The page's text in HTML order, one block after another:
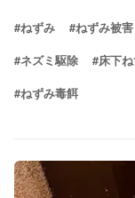
#ねずみ #ねずみ被害
#ネズミ駆除 #床下
#ねずみ毒餌